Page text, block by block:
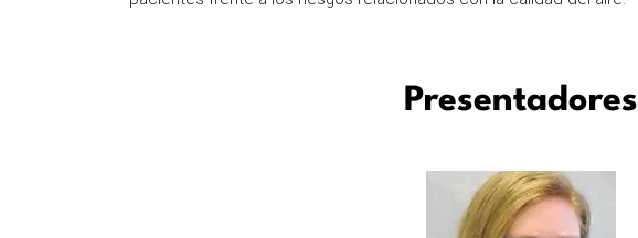
Presentadores